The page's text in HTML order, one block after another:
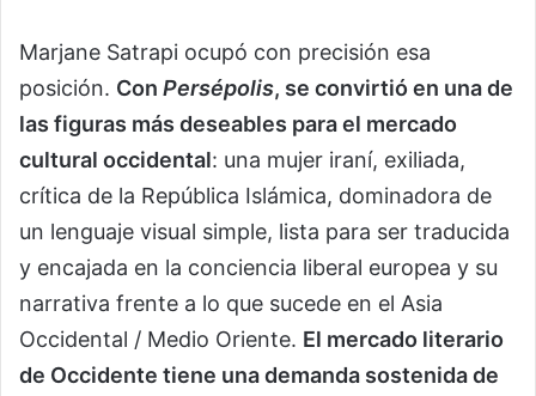
Marjane Satrapi ocupó con precisión esa
posición. Con Persépolis, se convirtió en una de
las figuras más deseables para el mercado
cultural occidental: una mujer iraní, exiliada,
crítica de la República Islámica, dominadora de
un lenguaje visual simple, lista para ser traducida
y encajada en la conciencia liberal europea y su
narrativa frente a lo que sucede en el Asia
Occidental / Medio Oriente. El mercado literario
de Occidente tiene una demanda sostenida de